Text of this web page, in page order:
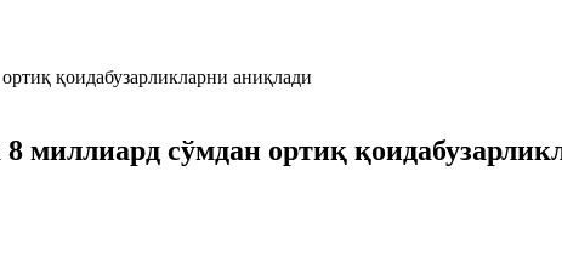
миллиард сўмдан ортиқ